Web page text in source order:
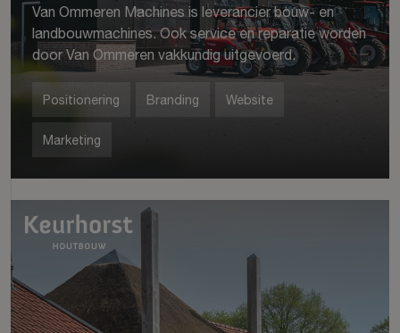
Van Ommeren Machines is leverancier bouw- en
landbouwmachines. Ook service en reparatie worden
door Van Ommeren vakkundig uitgevoerd.
Positionering Branding Website
Marketing